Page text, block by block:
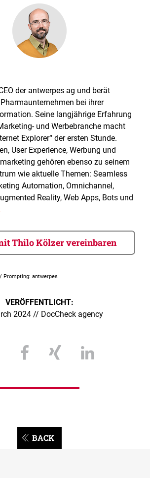
der antwerpes ag und berät
bei ihrer
Seine langjährige Erfahrung
und Werbebranche macht
Explorer“ der ersten Stunde.
User Experience, Werbung und
gehören ebenso zu seinem
wie aktuelle Themen: Seamless
Automation, Omnichannel,
Reality, Web Apps, Bots und
Thilo Kölzer vereinbaren
Prompting: antwerpes
VERÖFFENTLICHT:
2024 // DocCheck agency
BACK